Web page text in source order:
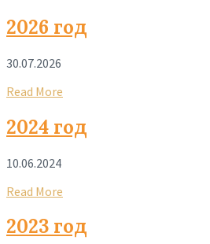
2026 год
30.07.2026
Read More
2024 год
10.06.2024
Read More
2023 год